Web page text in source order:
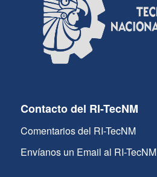
Contacto del RI-TecNM
Comentarios del RI-TecNM
Envíanos un Email al RI-TecNM